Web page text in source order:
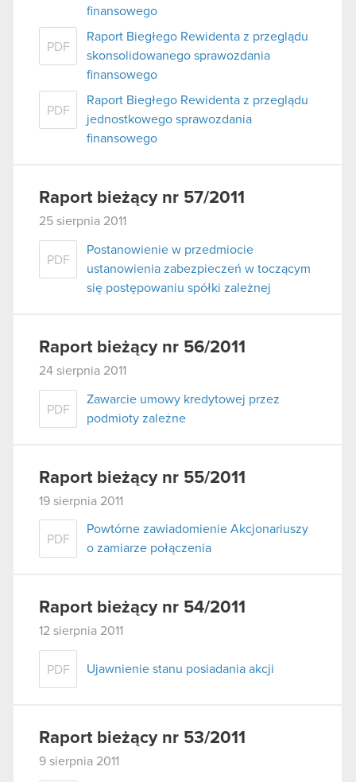
finansowego
PDF
Raport Biegłego Rewidenta z przeglądu
skonsolidowanego sprawozdania
finansowego
PDF
Raport Biegłego Rewidenta z przeglądu
jednostkowego sprawozdania
finansowego
Raport bieżący nr 57/2011
25 sierpnia 2011
PDF
Postanowienie w przedmiocie
ustanowienia zabezpieczeń w toczącym
się postępowaniu spółki zależnej
Raport bieżący nr 56/2011
24 sierpnia 2011
PDF
Zawarcie umowy kredytowej przez
podmioty zależne
Raport bieżący nr 55/2011
19 sierpnia 2011
PDF
Powtórne zawiadomienie Akcjonariuszy
o zamiarze połączenia
Raport bieżący nr 54/2011
12 sierpnia 2011
PDF Ujawnienie stanu posiadania akcji
Raport bieżący nr 53/2011
9 sierpnia 2011